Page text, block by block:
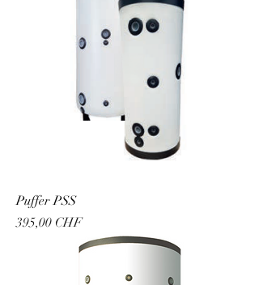
Puffer PSS
Prezzo
395,00 CHF